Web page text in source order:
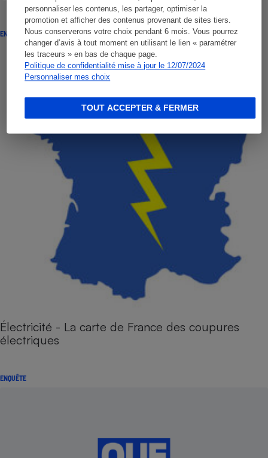
personnaliser les contenus, les partager, optimiser la
promotion et afficher des contenus provenant de sites tiers.
Nous conserverons votre choix pendant 6 mois. Vous pourrez
changer d’avis à tout moment en utilisant le lien « paramétrer
les traceurs » en bas de chaque page.
Politique de confidentialité mise à jour le 12/07/2024
Personnaliser mes choix
TOUT ACCEPTER & FERMER
ENQUÊTE
Électricité - La carte de France des coupures
électriques
ENQUÊTE